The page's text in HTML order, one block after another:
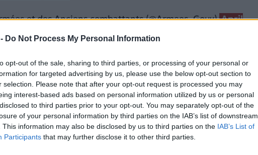
Do Not Process My Personal Information
opt-out of the sale, sharing to third parties, or processing of your personal or
for targeted advertising by us, please use the below opt-out section to
selection. Please note that after your opt-out request is processed you may
interest-based ads based on personal information utilized by us or personal
to third parties prior to your opt-out. You may separately opt-out of the
of your personal information by third parties on the IAB’s list of downstream
This information may also be disclosed by us to third parties on the IAB’s List of
Participants that may further disclose it to other third parties.
et des Anciens combattants (@Armees_Gouv)April